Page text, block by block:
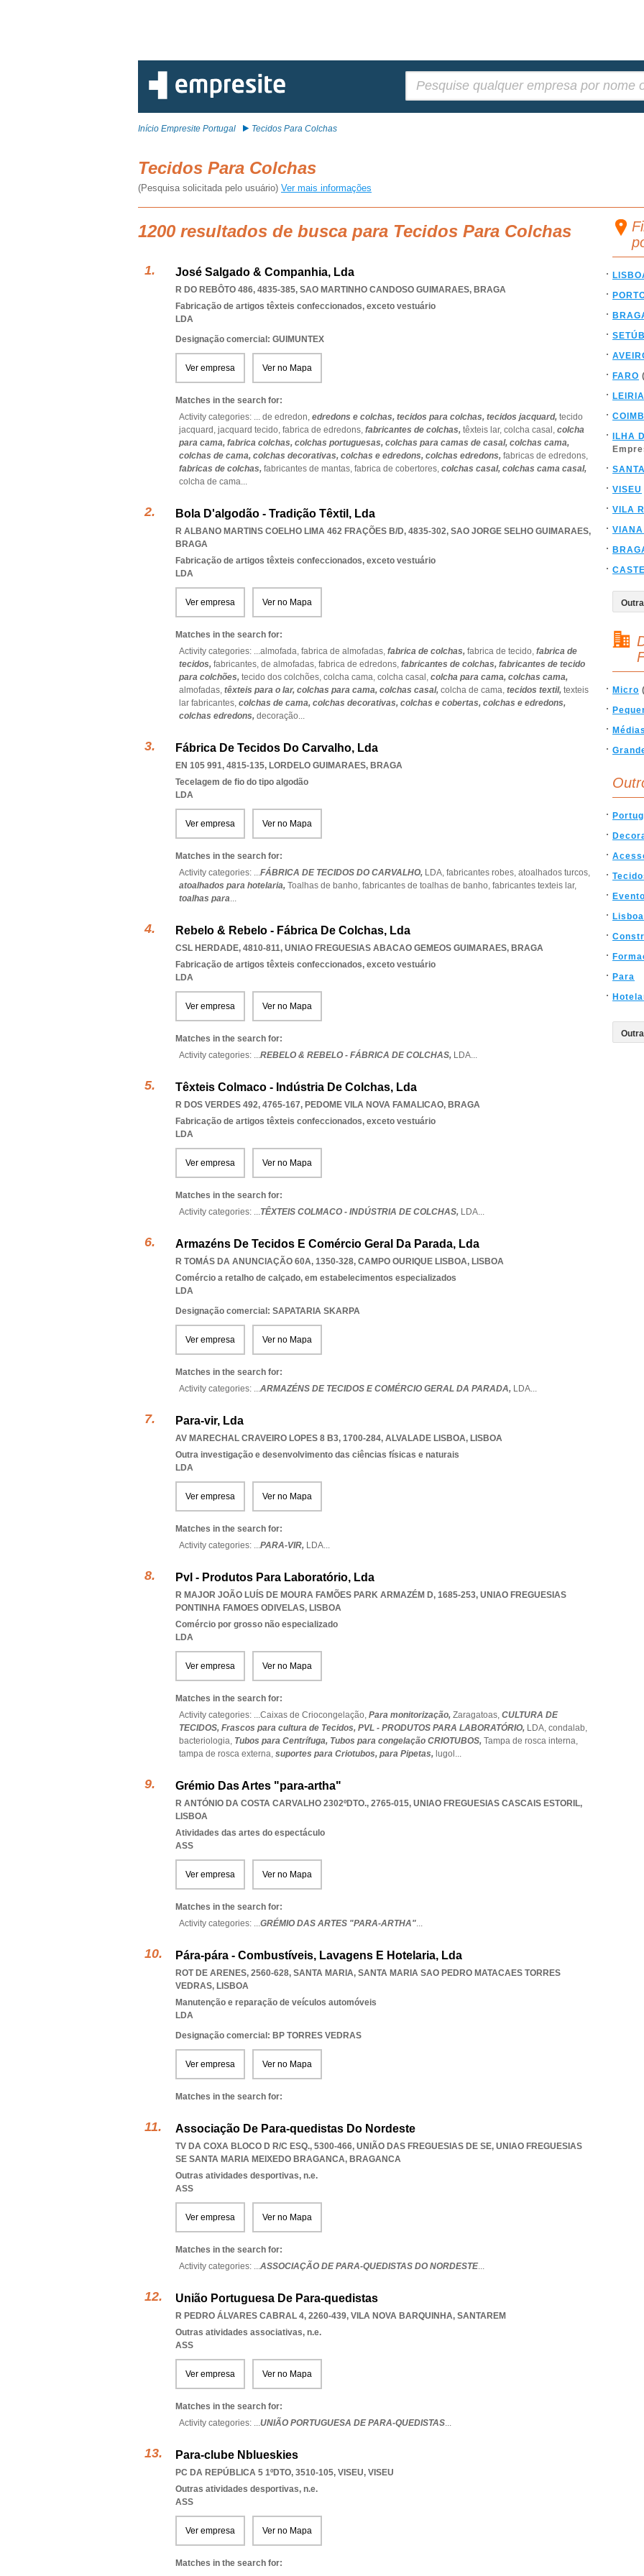
Início Empresite Portugal Tecidos Para Colchas
Tecidos Para Colchas
(Pesquisa solicitada pelo usuário) Ver mais informações
1200 resultados de busca para Tecidos Para Colchas
José Salgado & Companhia, Lda
R DO REBÔTO 486, 4835-385, SAO MARTINHO CANDOSO GUIMARAES, BRAGA
Fabricação de artigos têxteis confeccionados, exceto vestuário
LDA
Designação comercial: GUIMUNTEX
Ver empresa Ver no Mapa
Matches in the search for:
Activity categories: ... de edredon, edredons e colchas, tecidos para colchas, tecidos jacquard, tecido
jacquard, jacquard tecido, fabrica de edredons, fabricantes de colchas, têxteis lar, colcha casal, colcha
para cama, fabrica colchas, colchas portuguesas, colchas para camas de casal, colchas cama,
colchas de cama, colchas decorativas, colchas e edredons, colchas edredons, fabricas de edredons,
fabricas de colchas, fabricantes de mantas, fabrica de cobertores, colchas casal, colchas cama casal,
colcha de cama...
Bola D'algodão - Tradição Têxtil, Lda
R ALBANO MARTINS COELHO LIMA 462 FRAÇÕES B/D, 4835-302, SAO JORGE SELHO GUIMARAES,
BRAGA
Fabricação de artigos têxteis confeccionados, exceto vestuário
LDA
Ver empresa Ver no Mapa
Matches in the search for:
Activity categories: ...almofada, fabrica de almofadas, fabrica de colchas, fabrica de tecido, fabrica de
tecidos, fabricantes, de almofadas, fabrica de edredons, fabricantes de colchas, fabricantes de tecido
para colchões, tecido dos colchões, colcha cama, colcha casal, colcha para cama, colchas cama,
almofadas, têxteis para o lar, colchas para cama, colchas casal, colcha de cama, tecidos textil, texteis
lar fabricantes, colchas de cama, colchas decorativas, colchas e cobertas, colchas e edredons,
colchas edredons, decoração...
Fábrica De Tecidos Do Carvalho, Lda
EN 105 991, 4815-135, LORDELO GUIMARAES, BRAGA
Tecelagem de fio do tipo algodão
LDA
Ver empresa Ver no Mapa
Matches in the search for:
Activity categories: ...FÁBRICA DE TECIDOS DO CARVALHO, LDA, fabricantes robes, atoalhados turcos,
atoalhados para hotelaria, Toalhas de banho, fabricantes de toalhas de banho, fabricantes texteis lar,
toalhas para...
Rebelo & Rebelo - Fábrica De Colchas, Lda
CSL HERDADE, 4810-811, UNIAO FREGUESIAS ABACAO GEMEOS GUIMARAES, BRAGA
Fabricação de artigos têxteis confeccionados, exceto vestuário
LDA
Ver empresa Ver no Mapa
Matches in the search for:
Activity categories: ...REBELO & REBELO - FÁBRICA DE COLCHAS, LDA...
Têxteis Colmaco - Indústria De Colchas, Lda
R DOS VERDES 492, 4765-167, PEDOME VILA NOVA FAMALICAO, BRAGA
Fabricação de artigos têxteis confeccionados, exceto vestuário
LDA
Ver empresa Ver no Mapa
Matches in the search for:
Activity categories: ...TÊXTEIS COLMACO - INDÚSTRIA DE COLCHAS, LDA...
Armazéns De Tecidos E Comércio Geral Da Parada, Lda
R TOMÁS DA ANUNCIAÇÃO 60A, 1350-328, CAMPO OURIQUE LISBOA, LISBOA
Comércio a retalho de calçado, em estabelecimentos especializados
LDA
Designação comercial: SAPATARIA SKARPA
Ver empresa Ver no Mapa
Matches in the search for:
Activity categories: ...ARMAZÉNS DE TECIDOS E COMÉRCIO GERAL DA PARADA, LDA...
Para-vir, Lda
AV MARECHAL CRAVEIRO LOPES 8 B3, 1700-284, ALVALADE LISBOA, LISBOA
Outra investigação e desenvolvimento das ciências físicas e naturais
LDA
Ver empresa Ver no Mapa
Matches in the search for:
Activity categories: ...PARA-VIR, LDA...
Pvl - Produtos Para Laboratório, Lda
R MAJOR JOÃO LUÍS DE MOURA FAMÕES PARK ARMAZÉM D, 1685-253, UNIAO FREGUESIAS
PONTINHA FAMOES ODIVELAS, LISBOA
Comércio por grosso não especializado
LDA
Ver empresa Ver no Mapa
Matches in the search for:
Activity categories: ...Caixas de Criocongelação, Para monitorização, Zaragatoas, CULTURA DE
TECIDOS, Frascos para cultura de Tecidos, PVL - PRODUTOS PARA LABORATÓRIO, LDA, condalab,
bacteriologia, Tubos para Centrífuga, Tubos para congelação CRIOTUBOS, Tampa de rosca interna,
tampa de rosca externa, suportes para Criotubos, para Pipetas, lugol ...
Grémio Das Artes "para-artha"
R ANTÓNIO DA COSTA CARVALHO 2302ºDTO., 2765-015, UNIAO FREGUESIAS CASCAIS ESTORIL,
LISBOA
Atividades das artes do espectáculo
ASS
Ver empresa Ver no Mapa
Matches in the search for:
Activity categories: ...GRÉMIO DAS ARTES "PARA-ARTHA"...
Pára-pára - Combustíveis, Lavagens E Hotelaria, Lda
ROT DE ARENES, 2560-628, SANTA MARIA, SANTA MARIA SAO PEDRO MATACAES TORRES
VEDRAS, LISBOA
Manutenção e reparação de veículos automóveis
LDA
Designação comercial: BP TORRES VEDRAS
Ver empresa Ver no Mapa
Matches in the search for:
Associação De Para-quedistas Do Nordeste
TV DA COXA BLOCO D R/C ESQ., 5300-466, UNIÃO DAS FREGUESIAS DE SE, UNIAO FREGUESIAS
SE SANTA MARIA MEIXEDO BRAGANCA, BRAGANCA
Outras atividades desportivas, n.e.
ASS
Ver empresa Ver no Mapa
Matches in the search for:
Activity categories: ...ASSOCIAÇÃO DE PARA-QUEDISTAS DO NORDESTE...
União Portuguesa De Para-quedistas
R PEDRO ÁLVARES CABRAL 4, 2260-439, VILA NOVA BARQUINHA, SANTAREM
Outras atividades associativas, n.e.
ASS
Ver empresa Ver no Mapa
Matches in the search for:
Activity categories: ...UNIÃO PORTUGUESA DE PARA-QUEDISTAS...
Para-clube Nblueskies
PC DA REPÚBLICA 5 1ºDTO, 3510-105, VISEU, VISEU
Outras atividades desportivas, n.e.
ASS
Ver empresa Ver no Mapa
Matches in the search for:
FARO
LEIRIA
ILHA
VISEU
VILA
Micro
Lisboa
Para